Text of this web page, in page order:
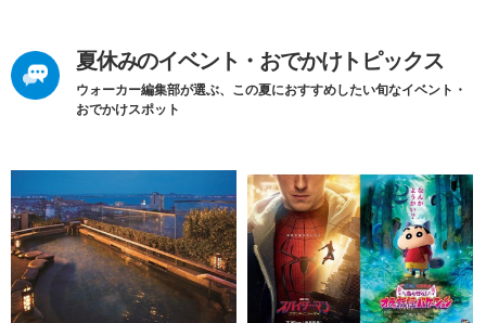
夏休みのイベント・おでかけトピックス
ウォーカー編集部が選ぶ、この夏におすすめしたい旬なイベント・
おでかけスポット